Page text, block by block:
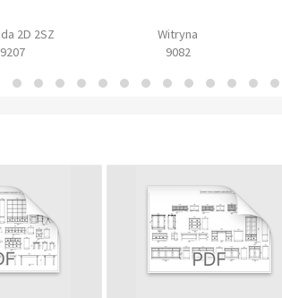
2D 2SZ
9207
Witryna
9082